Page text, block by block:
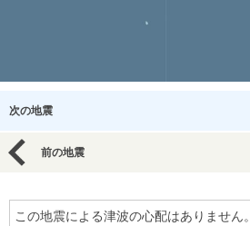
次の地震
前の地震
この地震による津波の心配はありません。